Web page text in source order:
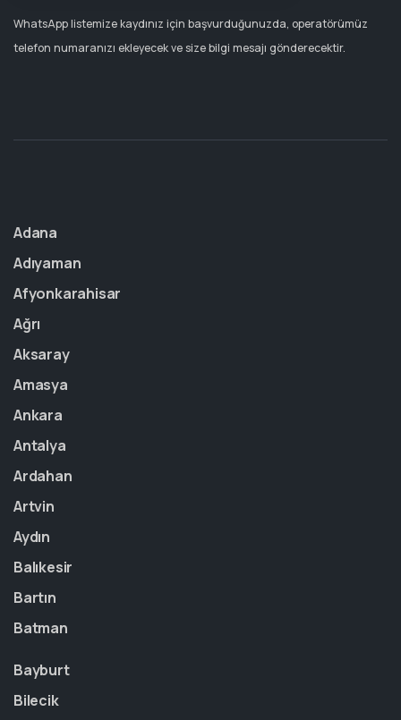
WhatsApp listemize kaydınız için başvurduğunuzda, operatörümüz
telefon numaranızı ekleyecek ve size bilgi mesajı gönderecektir.
Adana
Adıyaman
Afyonkarahisar
Ağrı
Aksaray
Amasya
Ankara
Antalya
Ardahan
Artvin
Aydın
Balıkesir
Bartın
Batman
Bayburt
Bilecik